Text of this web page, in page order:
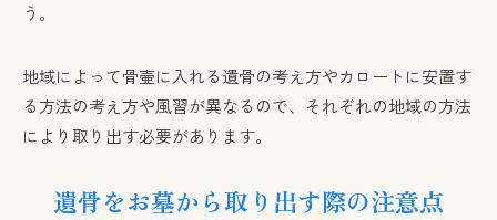
う。
地域によって骨壷に入れる遺骨の考え方やカロートに安置す
る方法の考え方や風習が異なるので、それぞれの地域の方法
により取り出す必要があります。
遺骨をお墓から取り出す際の注意点